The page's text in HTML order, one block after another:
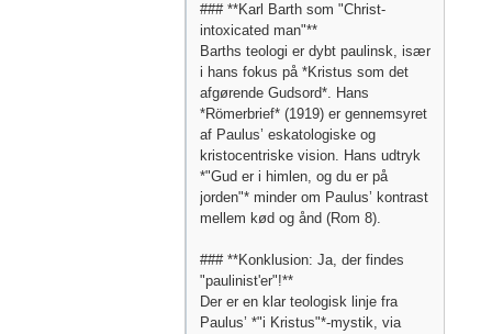
### **Karl Barth som "Christ-
intoxicated man"**
Barths teologi er dybt paulinsk, især
i hans fokus på *Kristus som det
afgørende Gudsord*. Hans
*Römerbrief* (1919) er gennemsyret
af Paulus’ eskatologiske og
kristocentriske vision. Hans udtryk
*"Gud er i himlen, og du er på
jorden"* minder om Paulus’ kontrast
mellem kød og ånd (Rom 8).
### **Konklusion: Ja, der findes
"paulinist'er"!**
Der er en klar teologisk linje fra
Paulus’ *"i Kristus"*-mystik, via